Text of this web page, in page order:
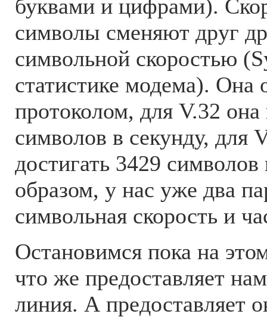
буквами и цифрами).
символы сменяют друг
символьной скоростью
статистике модема). Она
протоколом, для V.32 она
символов в секунду, для
достигать 3429
образом, у нас уже два
символьная скорость и
Остановимся пока на
что же предоставляет
линия. А предоставляет